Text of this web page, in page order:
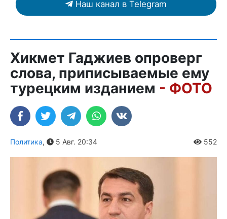
Наш канал в Telegram
Хикмет Гаджиев опроверг
слова, приписываемые ему
турецким изданием - ФОТО
Политика, 5 Авг. 20:34 552